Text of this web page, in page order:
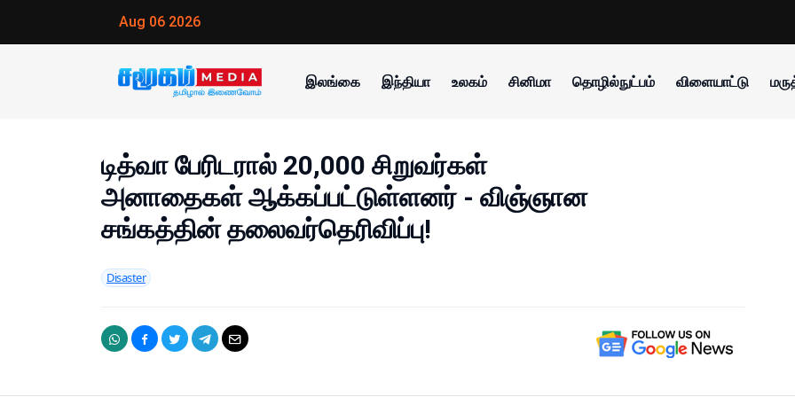
Aug 06 2026
இலங்கை இந்தியா உலகம் சினிமா தொழில்நுட்பம் விளையாட்டு
டித்வா பேரிடரால் 20,000 சிறுவர்கள்
அனாதைகள் ஆக்கப்பட்டுள்ளனர் - விஞ்ஞான
சங்கத்தின் தலைவர்தெரிவிப்பு!
Disaster